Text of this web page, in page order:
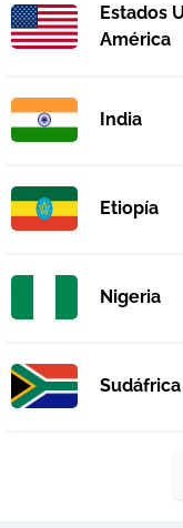
Estados
América
India
Etiopía
Nigeria
Sudáfrica